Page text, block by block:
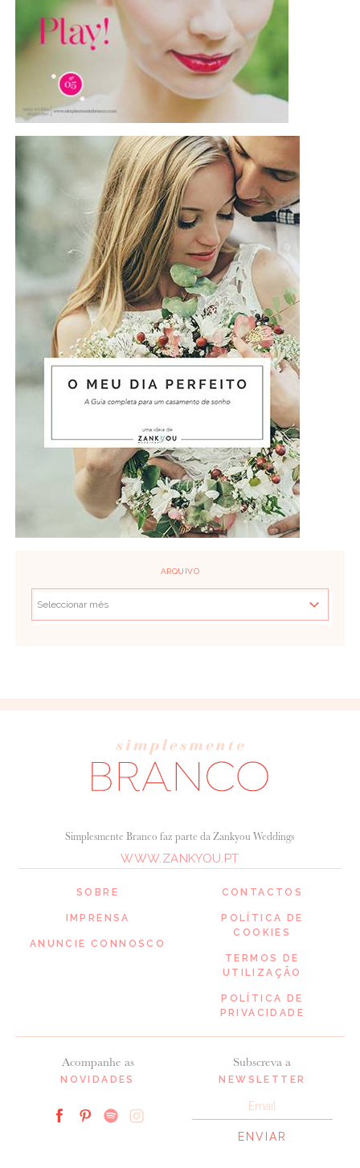
ARQUIVO
SOBRE
IMPRENSA
ANUNCIE CONNOSCO
Acompanhe as
NOVIDADES
Simplesmente Branco faz parte da Zankyou Weddings
WWW.ZANKYOU.PT
Subscreva a
NEWSLETTER
CONTACTOS
POLÍTICA DE
COOKIES
TERMOS DE
UTILIZAÇÃO
POLÍTICA DE
PRIVACIDADE